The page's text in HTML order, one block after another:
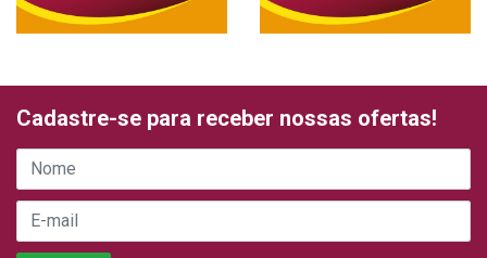
Cadastre-se para receber nossas ofertas!